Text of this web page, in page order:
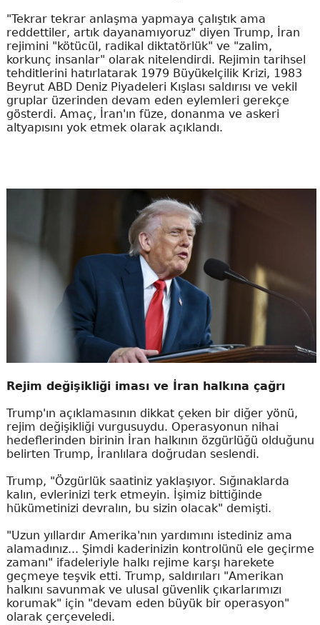
"Tekrar tekrar anlaşma yapmaya çalıştık ama
reddettiler, artık dayanamıyoruz" diyen Trump, İran
rejimini "kötücül, radikal diktatörlük" ve "zalim,
korkunç insanlar" olarak nitelendirdi. Rejimin tarihsel
tehditlerini hatırlatarak 1979 Büyükelçilik Krizi, 1983
Beyrut ABD Deniz Piyadeleri Kışlası saldırısı ve vekil
gruplar üzerinden devam eden eylemleri gerekçe
gösterdi. Amaç, İran'ın füze, donanma ve askeri
altyapısını yok etmek olarak açıklandı.
Rejim değişikliği iması ve İran halkına çağrı
Trump'ın açıklamasının dikkat çeken bir diğer yönü,
rejim değişikliği vurgusuydu. Operasyonun nihai
hedeflerinden birinin İran halkının özgürlüğü olduğunu
belirten Trump, İranlılara doğrudan seslendi.
Trump, "Özgürlük saatiniz yaklaşıyor. Sığınaklarda
kalın, evlerinizi terk etmeyin. İşimiz bittiğinde
hükümetinizi devralın, bu sizin olacak" demişti.
"Uzun yıllardır Amerika'nın yardımını istediniz ama
alamadınız... Şimdi kaderinizin kontrolünü ele geçirme
zamanı" ifadeleriyle halkı rejime karşı harekete
geçmeye teşvik etti. Trump, saldırıları "Amerikan
halkını savunmak ve ulusal güvenlik çıkarlarımızı
korumak" için "devam eden büyük bir operasyon"
olarak çerçeveledi.